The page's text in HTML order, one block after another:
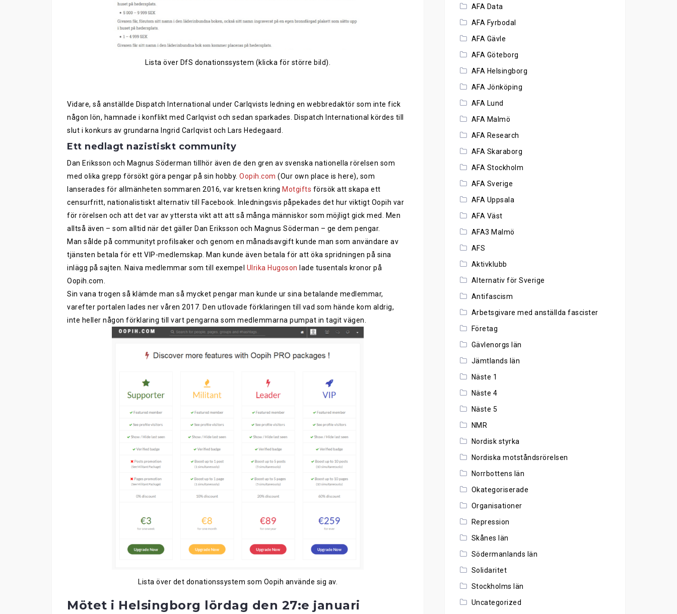
Lista över DfS donationssystem (klicka för större bild).
Vidare, så anställde Dispatch International under Carlqvists ledning en webbredaktör som inte fick
någon lön, hamnade i konflikt med Carlqvist och sedan sparkades. Dispatch nternational kördes till
slut i konkurs av grundarna Ingrid Carlqvist och Lars Hedegaard.
Ett nedlagt nazistiskt community
Dan Eriksson och Magnus Söderman tillhör även de den gren av svenska nationella rörelsen som
med olika grepp försökt göra pengar på sin hobby. Oopih.com (Our own place is here), som
lanserades för allmänheten sommaren 2016, var kretsen kring Motgifts försök att skapa ett
censurfritt, nationalistiskt alternativ till Facebook . Inledningsvis påpekades det hur viktigt Oopih var
för rörelsen och att det var av yttersta vikt att att så många människor som möjligt gick med. Men
alltså även – som alltid när det gäller Dan Eriksson och Magnus Söderman – ge dem pengar.
Man sålde på communityt profilsaker och genom en månadsavgift kunde man som användare av
tjänsten betala för ett VIP-medlemskap. Man kunde även betala för att öka spridningen på sina
inlägg på sajten. Naiva medlemmar som till exempel Ulrika Hugoson lade tusentals kronor på
Oopih.com.
Sin vana trogen så klämde man så mycket pengar man kunde ur sina betalande medlemmar,
varefter portalen lades ner våren 2017. Den utlovade förklaringen till vad som hände kom aldrig,
inte heller någon förklaring till vart pengarna som medlemmarna pumpat in tagit vägen.
Lista över det donationssystem som Oopih använde sig av.
Mötet i Helsingborg lördag den 27:e januari
AFA Data
AFA Fyrbodal
AFA Gävle
AFA Göteborg
AFA Helsingborg
AFA Jönköping
AFA Lund
AFA Malmö
AFA Research
AFA Skaraborg
AFA Stockholm
AFA Sverige
AFA Uppsala
AFA Väst
AFA3 Malmö
AFS
Aktivklubb
Alternativ för Sverige
Antifascism
Arbetsgivare med anställda fascister
Företag
Gävlenorgs län
Jämtlands län
Näste 1
Näste 4
Näste 5
NMR
Nordisk styrka
Nordiska motståndsrörelsen
Norrbottens län
Okategoriserade
Organisationer
Repression
Skånes län
Södermanlands län
Solidaritet
Stockholms län
Uncategorized